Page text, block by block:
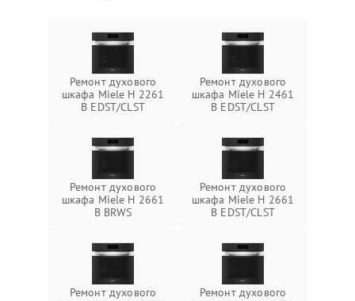
Ремонт духового
шкафа Miele H 2261
B EDST/CLST
Ремонт духового
шкафа Miele H 2461
B EDST/CLST
Ремонт духового
шкафа Miele H 2661
B BRWS
Ремонт духового
шкафа Miele H 2661
B EDST/CLST
Ремонт духового
Ремонт духового